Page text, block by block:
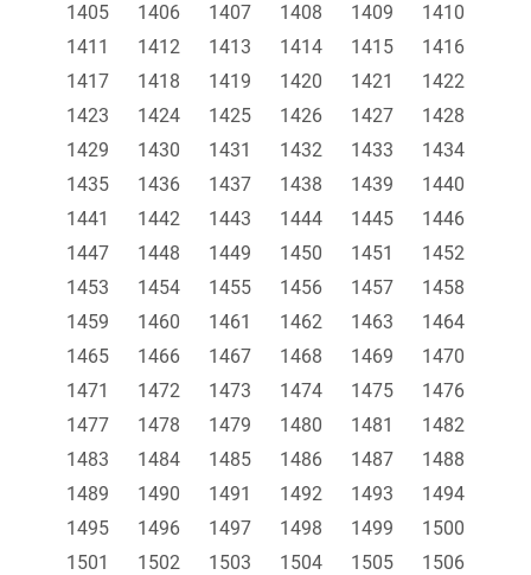
1405
1406 1407 1408 1409
1410
1411
1412 1413 1414 1415
1416
1417
1418 1419 1420 1421
1422
1423
1424 1425 1426 1427
1428
1429
1430 1431 1432 1433
1434
1435
1436 1437 1438 1439
1440
1441
1442 1443 1444 1445
1446
1447
1448 1449 1450 1451
1452
1453
1454 1455 1456 1457
1458
1459
1460 1461 1462 1463
1464
1465
1466 1467 1468 1469
1470
1471
1472 1473 1474 1475
1476
1477
1478 1479 1480 1481
1482
1483
1484 1485 1486 1487
1488
1489
1490 1491 1492 1493
1494
1495
1496 1497 1498 1499
1500
1501
1502 1503 1504 1505
1506